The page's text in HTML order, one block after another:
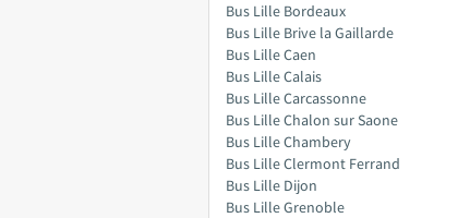
Bus Lille Bordeaux
Bus Lille Brive la Gaillarde
Bus Lille Caen
Bus Lille Calais
Bus Lille Carcassonne
Bus Lille Chalon sur Saone
Bus Lille Chambery
Bus Lille Clermont Ferrand
Bus Lille Dijon
Bus Lille Grenoble